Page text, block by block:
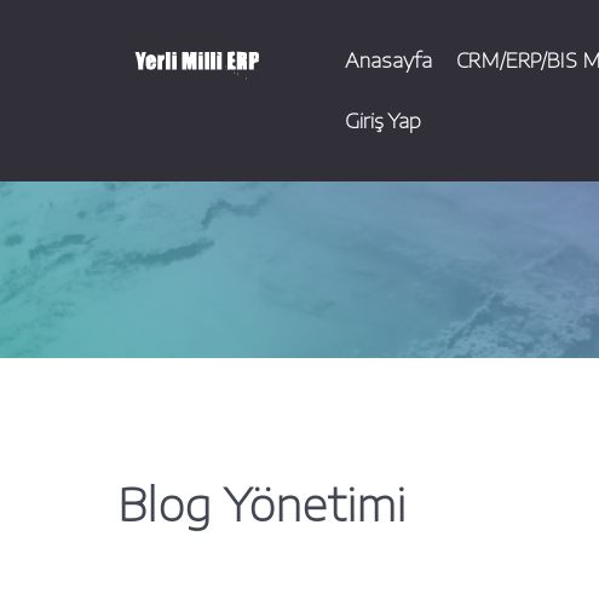
Anasayfa CRM/ERP/BIS
Giriş Yap
Blog Yönetimi